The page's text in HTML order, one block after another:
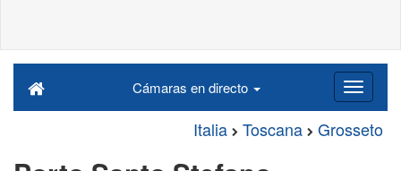
Cámaras en directo
Italia Toscana Grosseto